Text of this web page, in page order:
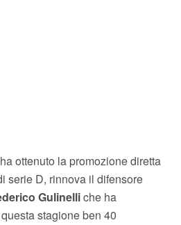
ottenuto la promozione diretta
serie D, rinnova il difensore
Gulinelliche ha
stagione ben 40